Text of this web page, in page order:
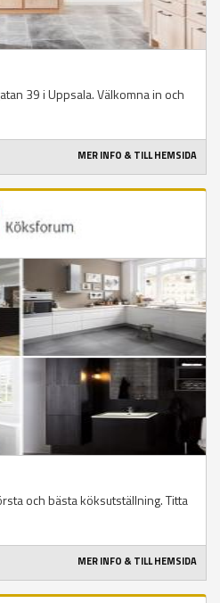
39 i Uppsala. Välkomna in och
MER INFO & TILL HEMSIDA
och bästa köksutställning. Titta
MER INFO & TILL HEMSIDA